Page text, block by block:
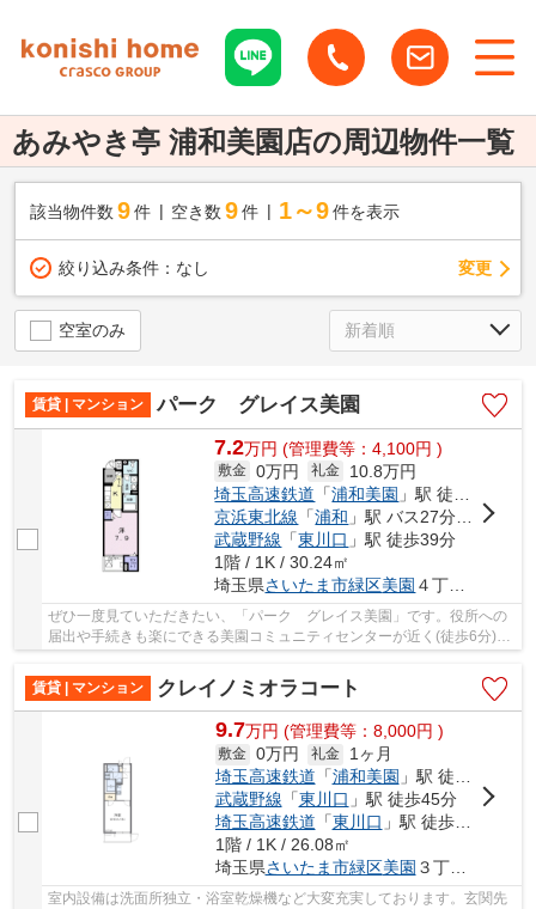
あみやき亭 浦和美園店の周辺物件一覧
該当物件数 9件 空き数 9 件 1～9 件を表示
絞り込み条件： なし 変更
空室のみ
賃貸 | マンション パーク グレイス美園
7.2万円 (管理費等：4,100円 )
敷金 0万円 礼金
10.8万円
埼玉高速鉄道 「浦和美園 」駅 徒歩8分
京浜東北線 「浦和 」駅 バス27分 「浦和美園駅西口（バス」 停歩8分
武蔵野線 「東川口 」駅 徒歩39分
1階 / 1K / 30.24㎡
埼玉県さいたま市緑区美園 ４丁目５-８
ぜひ一度見ていただきたい、「パーク グレイス美園」です。役所への
届出や手続きも楽にできる美園コミュニティセンターが近く(徒歩6分)。
室内設備は照明付き・追い焚き・ネット使用料...
賃貸 | マンション
クレイノミオラコート
9.7万円 (管理費等：8,000円 )
敷金 0万円 礼金
1ヶ月
埼玉高速鉄道 「浦和美園 」駅 徒歩12分
武蔵野線 「東川口 」駅 徒歩45分
埼玉高速鉄道 「東川口 」駅 徒歩45分
1階 / 1K / 26.08㎡
埼玉県さいたま市緑区美園 ３丁目-１２-１２
室内設備は洗面所独立・浴室乾燥機など大変充実しております。玄関先